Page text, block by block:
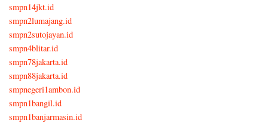
smpn14jkt.id
smpn2lumajang.id
smpn2sutojayan.id
smpn4blitar.id
smpn78jakarta.id
smpn88jakarta.id
smpnegeri1ambon.id
smpn1bangil.id
smpn1banjarmasin.id